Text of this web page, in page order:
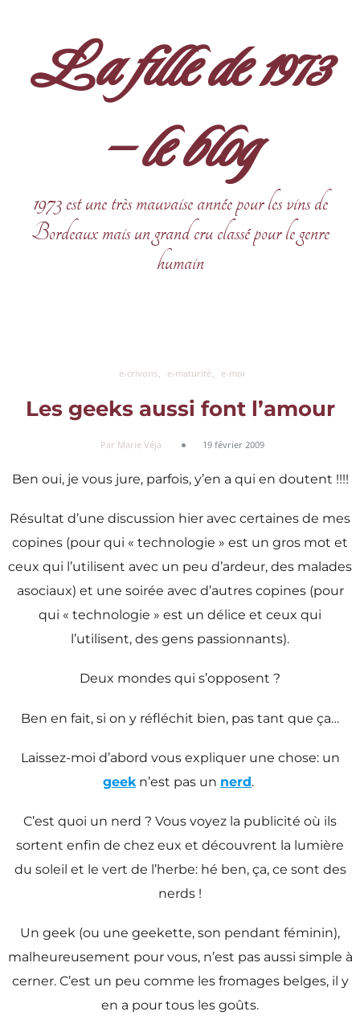
La fille de 1973
– le blog
1973 est une très mauvaise année pour les vins de
Bordeaux mais un grand cru classé pour le genre
humain
e-crivons e-maturité e-moi
Les geeks aussi font l’amour
Par Marie Véja 19 février 2009
Ben oui, je vous jure, parfois, y’en a qui en doutent !!!!
Résultat d’une discussion hier avec certaines de mes
copines (pour qui « technologie » est un gros mot et
ceux qui l’utilisent avec un peu d’ardeur, des malades
asociaux) et une soirée avec d’autres copines (pour
qui « technologie » est un délice et ceux qui
l’utilisent, des gens passionnants).
Deux mondes qui s’opposent ?
Ben en fait, si on y réfléchit bien, pas tant que ça…
Laissez-moi d’abord vous expliquer une chose: un
geek n’est pas un nerd.
C’est quoi un nerd ? Vous voyez la publicité où ils
sortent enfin de chez eux et découvrent la lumière
du soleil et le vert de l’herbe: hé ben, ça, ce sont des
nerds !
Un geek (ou une geekette, son pendant féminin),
malheureusement pour vous, n’est pas aussi simple à
cerner. C’est un peu comme les fromages belges, il y
en a pour tous les goûts.